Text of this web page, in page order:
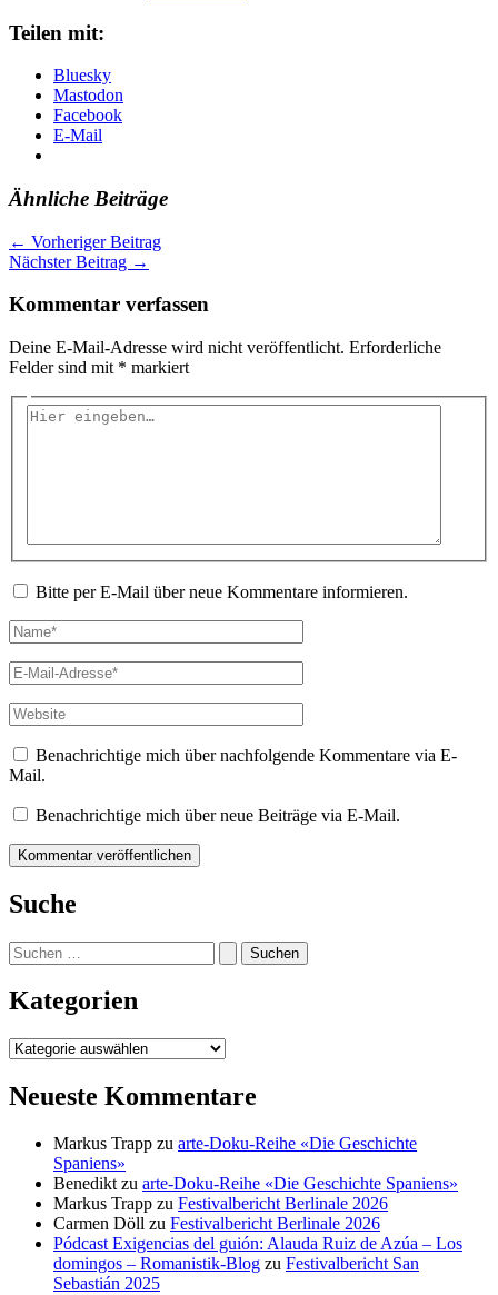
Teilen mit:
Bluesky
Mastodon
Facebook
E-Mail
Ähnliche Beiträge
← Vorheriger Beitrag
Nächster Beitrag →
Kommentar verfassen
Deine E-Mail-Adresse wird nicht veröffentlicht. Erforderliche
Felder sind mit * markiert
Hier
Bitte per E-Mail über neue Kommentare informieren.
Name*
E-
Mail-
Adresse*
Website
Benachrichtige mich über nachfolgende Kommentare via E-
Mail.
Benachrichtige mich über neue Beiträge via E-Mail.
Suche
Suchen
nach:
Kategorien
Kategorien
Neueste Kommentare
Markus Trapp zu arte-Doku-Reihe «Die Geschichte
Spaniens»
Benedikt zu arte-Doku-Reihe «Die Geschichte Spaniens»
Markus Trapp zu Festivalbericht Berlinale 2026
Carmen Döll zu Festivalbericht Berlinale 2026
Pódcast Exigencias del guión: Alauda Ruiz de Azúa – Los
domingos – Romanistik-Blog zu Festivalbericht San
Sebastián 2025